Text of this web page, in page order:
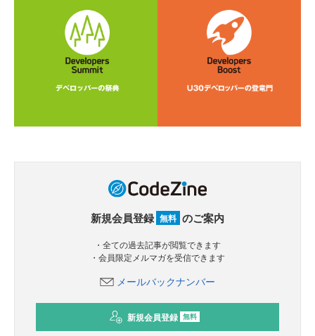
新規会員登録 無料 のご案内
・全ての過去記事が閲覧できます
・会員限定メルマガを受信できます
メールバックナンバー
新規会員登録 無料